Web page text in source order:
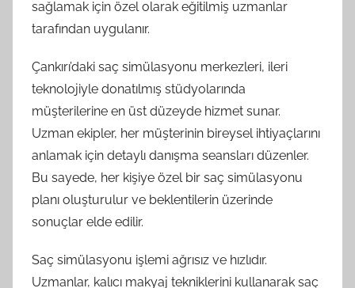
sağlamak için özel olarak eğitilmiş uzmanlar
tarafından uygulanır.
Çankırı’daki saç simülasyonu merkezleri, ileri
teknolojiyle donatılmış stüdyolarında
müşterilerine en üst düzeyde hizmet sunar.
Uzman ekipler, her müşterinin bireysel ihtiyaçlarını
anlamak için detaylı danışma seansları düzenler.
Bu sayede, her kişiye özel bir saç simülasyonu
planı oluşturulur ve beklentilerin üzerinde
sonuçlar elde edilir.
Saç simülasyonu işlemi ağrısız ve hızlıdır.
Uzmanlar, kalıcı makyaj tekniklerini kullanarak saç